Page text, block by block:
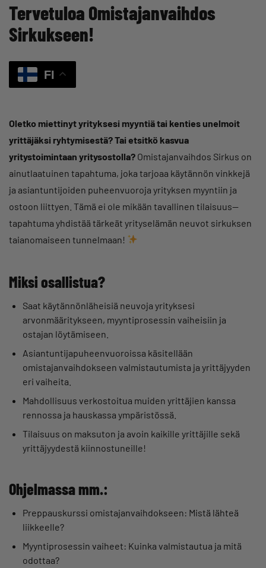
Tervetuloa Omistajanvaihdos
Sirkukseen!
FI
Oletko miettinyt yrityksesi myyntiä tai kenties unelmoit
yrittäjäksi ryhtymisestä? Tai etsitkö kasvua
yritystoimintaan yritysostolla? Omistajanvaihdos Sirkus on
ainutlaatuinen tapahtuma, joka tarjoaa käytännön vinkkejä
ja asiantuntijoiden puheenvuoroja yrityksen myyntiin ja
ostoon liittyen. Tämä ei ole mikään tavallinen tilaisuus—
tapahtuma yhdistää tärkeät yrityselämän neuvot sirkuksen
taianomaiseen tunnelmaan!
Miksi osallistua?
Saat käytännönläheisiä neuvoja yrityksesi
arvonmääritykseen, myyntiprosessin vaiheisiin ja
ostajan löytämiseen.
Asiantuntijapuheenvuoroissa käsitellään
omistajanvaihdokseen valmistautumista ja yrittäjyyden
eri vaiheita.
Mahdollisuus verkostoitua muiden yrittäjien kanssa
rennossa ja hauskassa ympäristössä.
Tilaisuus on maksuton ja avoin kaikille yrittäjille sekä
yrittäjyydestä kiinnostuneille!
Ohjelmassa mm.:
Preppauskurssi omistajanvaihdokseen: Mistä lähteä
liikkeelle?
Myyntiprosessin vaiheet: Kuinka valmistautua ja mitä
odottaa?